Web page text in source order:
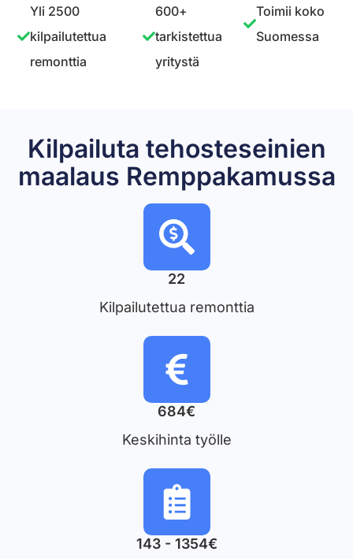
Yli 2500
kilpailutettua
remonttia
600+
tarkistettua
yritystä
Toimii koko
Suomessa
Kilpailuta tehosteseinien
maalaus Remppakamussa
22
Kilpailutettua remonttia
684€
Keskihinta työlle
143 - 1354€